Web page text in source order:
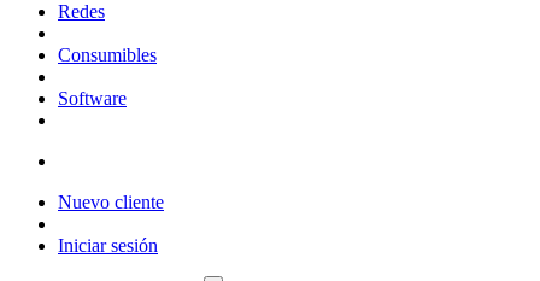
Redes
Consumibles
Software
Nuevo cliente
Iniciar sesión